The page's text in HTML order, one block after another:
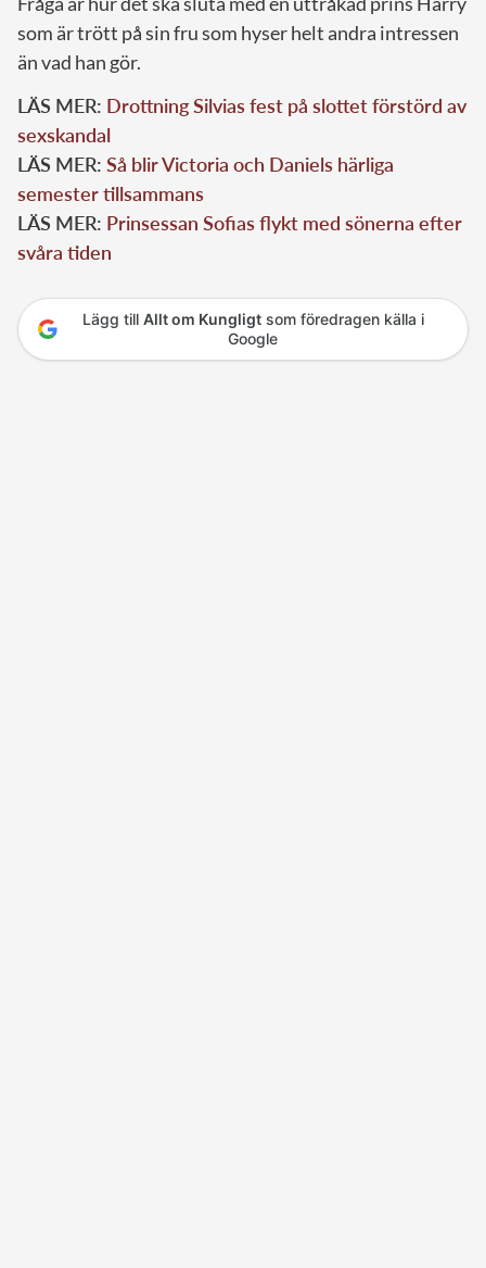
som är trött på sin fru som hyser helt andra intressen
än vad han gör.
LÄS MER: Drottning Silvias fest på slottet förstörd av
sexskandal
LÄS MER: Så blir Victoria och Daniels härliga
semester tillsammans
LÄS MER: Prinsessan Sofias flykt med sönerna efter
svåra tiden
Lägg till Allt om Kungligtsom föredragen källa i
Google